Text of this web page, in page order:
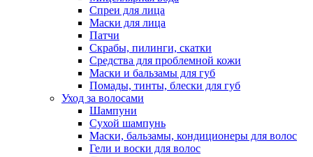
Спреи для лица
Маски для лица
Патчи
Скрабы, пилинги, скатки
Средства для проблемной кожи
Маски и бальзамы для губ
Помады, тинты, блески для губ
Уход за волосами
Шампуни
Сухой шампунь
Маски, бальзамы, кондиционеры для волос
Гели и воски для волос